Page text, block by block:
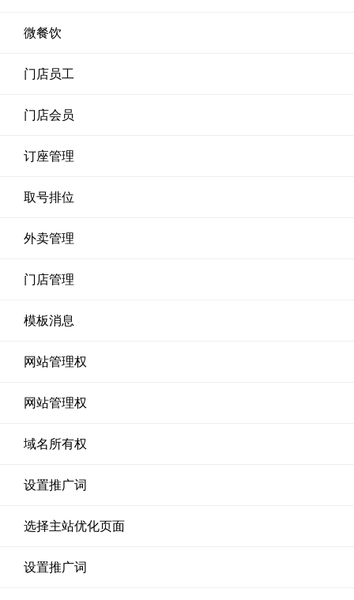
微餐饮
门店员工
门店会员
订座管理
取号排位
外卖管理
门店管理
模板消息
网站管理权
网站管理权
域名所有权
设置推广词
选择主站优化页面
设置推广词